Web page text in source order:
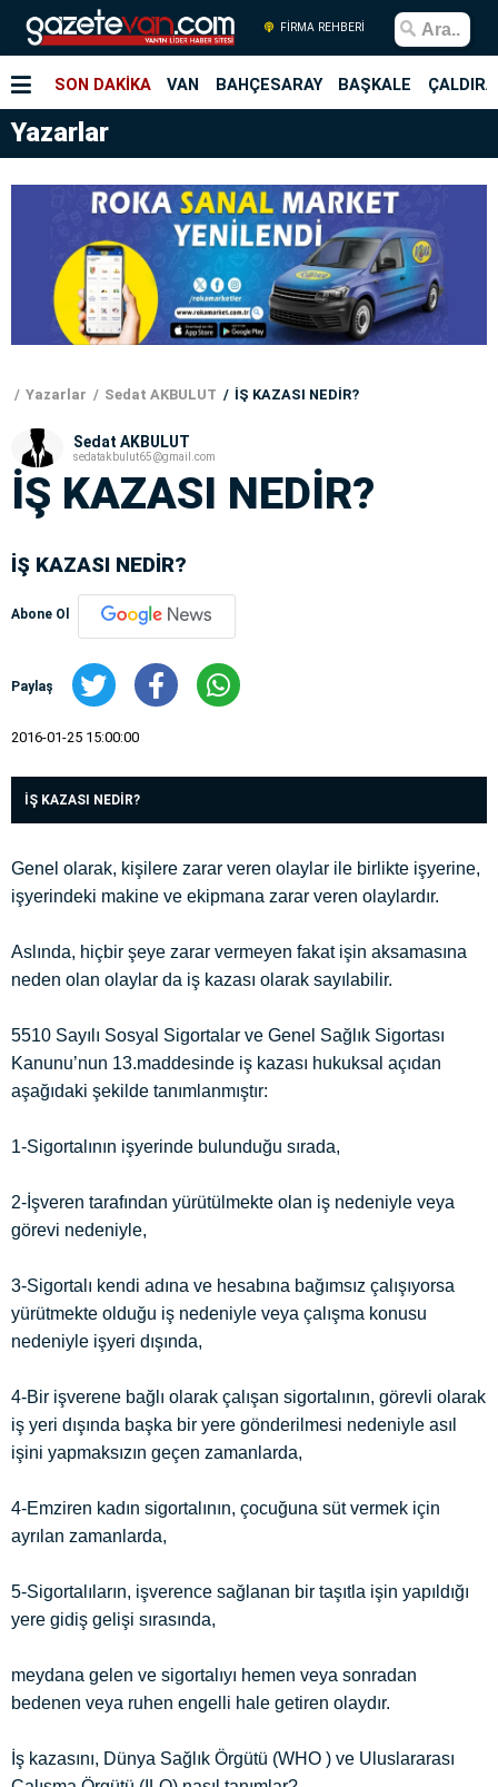
FİRMA REHBERİ
SON DAKİKA VAN BAHÇESARAY BAŞKALE
Yazarlar
Yazarlar Sedat AKBULUT İŞ KAZASI NEDİR?
Sedat AKBULUT
sedatakbulut65@gmail.com
İŞ KAZASI NEDİR?
İŞ KAZASI NEDİR?
Abone Ol
Paylaş
2016-01-25 15:00:00
İŞ KAZASI NEDİR?
Genel olarak, kişilere zarar veren olaylar ile birlikte işyerine,
işyerindeki makine ve ekipmana zarar veren olaylardır.
Aslında, hiçbir şeye zarar vermeyen fakat işin aksamasına
neden olan olaylar da iş kazası olarak sayılabilir.
5510 Sayılı Sosyal Sigortalar ve Genel Sağlık Sigortası
Kanunu’nun 13.maddesinde iş kazası hukuksal açıdan
aşağıdaki şekilde tanımlanmıştır:
1-Sigortalının işyerinde bulunduğu sırada,
2-İşveren tarafından yürütülmekte olan iş nedeniyle veya
görevi nedeniyle,
3-Sigortalı kendi adına ve hesabına bağımsız çalışıyorsa
yürütmekte olduğu iş nedeniyle veya çalışma konusu
nedeniyle işyeri dışında,
4-Bir işverene bağlı olarak çalışan sigortalının, görevli olarak
iş yeri dışında başka bir yere gönderilmesi nedeniyle asıl
işini yapmaksızın geçen zamanlarda,
4-Emziren kadın sigortalının, çocuğuna süt vermek için
ayrılan zamanlarda,
5-Sigortalıların, işverence sağlanan bir taşıtla işin yapıldığı
yere gidiş gelişi sırasında,
meydana gelen ve sigortalıyı hemen veya sonradan
bedenen veya ruhen engelli hale getiren olaydır.
İş kazasını, Dünya Sağlık Örgütü (WHO ) ve Uluslararası